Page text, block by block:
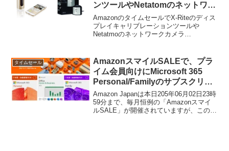
ンツールやNetatomのネットワー
クカメラなどが特別価格で販売
中。
AmazonのタイムセールでX-Riteのディス
プレイキャリブレーションツールや
Netatmoのネットワークカメラ
中です。詳細は以下から。
タイムセール
AmazonスマイルSALEで、プラ
イム会員向けにMicrosoft 365
Personal/Familyのサブスクリプ
ションやOffice 2024の永続版ラ
イセンスがタイムセール中。
Amazon Japanは本日205年06月02日23時
59分まで、毎月恒例の「Amazonスマイ
ルSALE」が開催されていますが、このス